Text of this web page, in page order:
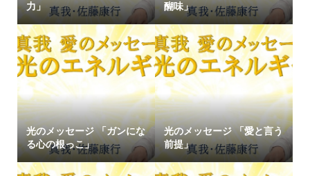
力」
醐味」
光のメッセージ 「ガンにな
る心の根っこ」
光のメッセージ 「愛と言う
前提」